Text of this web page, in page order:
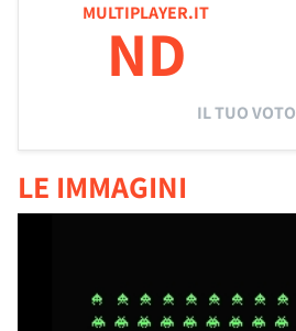
MULTIPLAYER.IT
ND
IL TUO VOTO
LE IMMAGINI